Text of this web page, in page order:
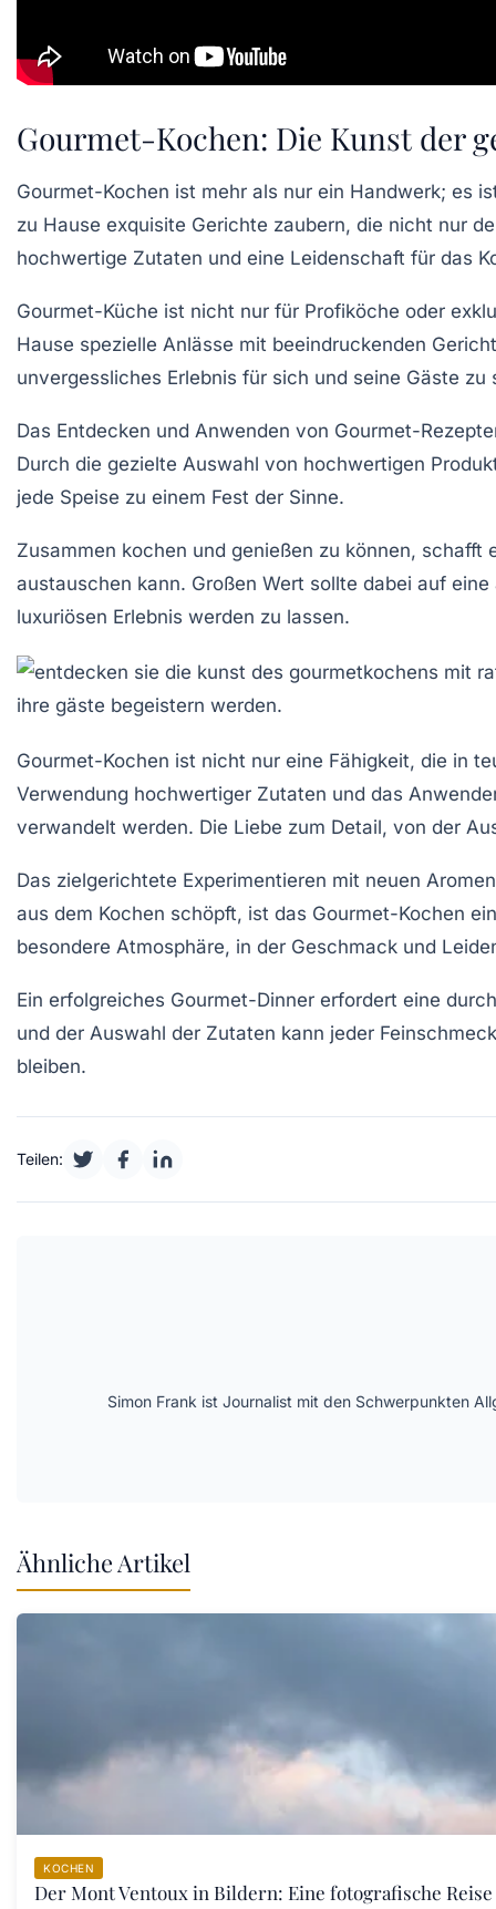
Gourmet-Kochen: Die Kunst der
Gourmet-Kochen ist mehr als nur ein Handwerk; es
zu Hause exquisite Gerichte zaubern, die nicht nur
hochwertige Zutaten und eine Leidenschaft für das
Gourmet-Küche ist nicht nur für Profiköche oder
Hause spezielle Anlässe mit beeindruckenden
unvergessliches Erlebnis für sich und seine Gäste zu
Das Entdecken und Anwenden von Gourmet-
Durch die gezielte Auswahl von hochwertigen
jede Speise zu einem Fest der Sinne.
Zusammen kochen und genießen zu können,
austauschen kann. Großen Wert sollte dabei auf
luxuriösen Erlebnis werden zu lassen.
Gourmet-Kochen ist nicht nur eine Fähigkeit, die in
Verwendung hochwertiger Zutaten und das
verwandelt werden. Die Liebe zum Detail, von der
Das zielgerichtete Experimentieren mit neuen Aromen
aus dem Kochen schöpft, ist das Gourmet-Kochen
besondere Atmosphäre, in der Geschmack und
Ein erfolgreiches Gourmet-Dinner erfordert eine
und der Auswahl der Zutaten kann jeder
bleiben.
Teilen:
Simon Frank ist Journalist mit den Schwerpunkten
Ähnliche Artikel
KOCHEN
Der Mont Ventoux in Bildern: Eine fotografische